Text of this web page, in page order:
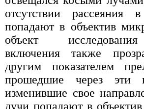
отсутствии рассеяния
попадают в объектив
объект
включения также
другим показателем
прошедшие через эти
изменившие свое
лучи попадают в